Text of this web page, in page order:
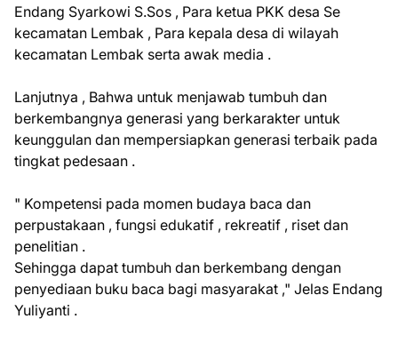
Endang Syarkowi S.Sos , Para ketua PKK desa Se
kecamatan Lembak , Para kepala desa di wilayah
kecamatan Lembak serta awak media .
Lanjutnya , Bahwa untuk menjawab tumbuh dan
berkembangnya generasi yang berkarakter untuk
keunggulan dan mempersiapkan generasi terbaik pada
tingkat pedesaan .
" Kompetensi pada momen budaya baca dan
perpustakaan , fungsi edukatif , rekreatif , riset dan
penelitian .
Sehingga dapat tumbuh dan berkembang dengan
penyediaan buku baca bagi masyarakat ," Jelas Endang
Yuliyanti .